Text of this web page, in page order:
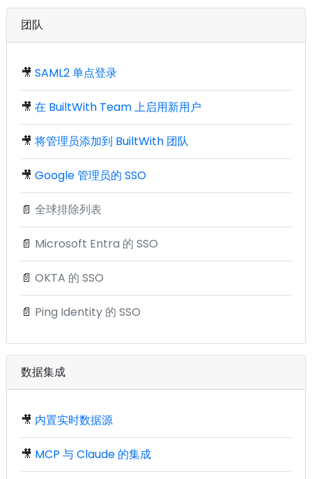
团队
🎥 SAML2 单点登录
🎥 在 BuiltWith Team 上启用新用户
🎥 将管理员添加到 BuiltWith 团队
🎥 Google 管理员的 SSO
📄 全球排除列表
📄 Microsoft Entra 的 SSO
📄 OKTA 的 SSO
📄 Ping Identity 的 SSO
数据集成
🎥 内置实时数据源
🎥 MCP 与 Claude 的集成